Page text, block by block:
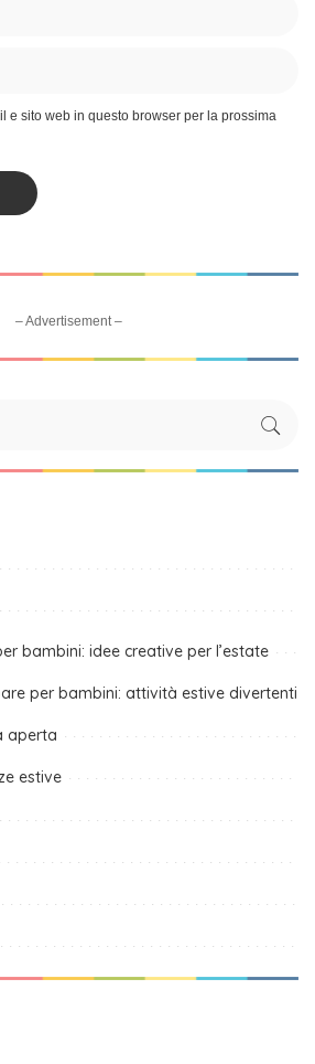
e sito web in questo browser per la prossima
– Advertisement –
bambini: idee creative per l’estate
per bambini: attività estive divertenti
aperta
estive